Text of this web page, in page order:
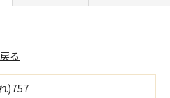
る
)757